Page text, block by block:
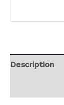
Description